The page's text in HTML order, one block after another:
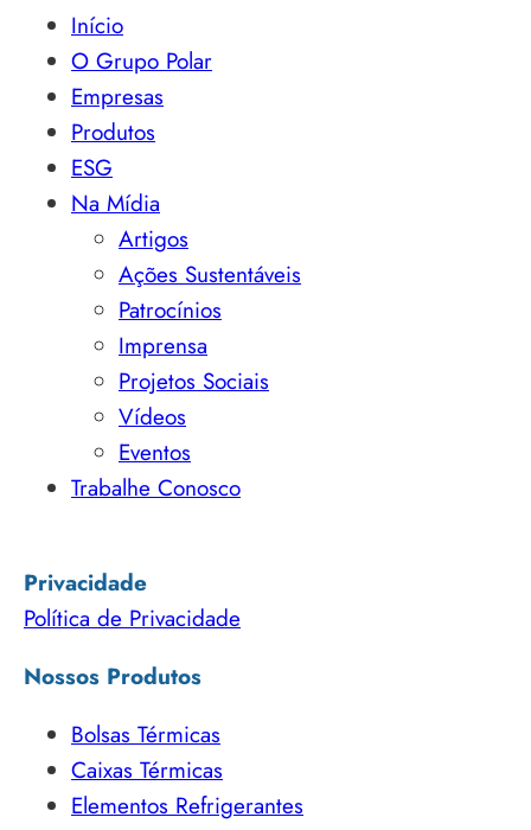
Início
O Grupo Polar
Empresas
Produtos
ESG
Na Mídia
Artigos
Ações Sustentáveis
Patrocínios
Imprensa
Projetos Sociais
Vídeos
Eventos
Trabalhe Conosco
Privacidade
Política de Privacidade
Nossos Produtos
Bolsas Térmicas
Caixas Térmicas
Elementos Refrigerantes